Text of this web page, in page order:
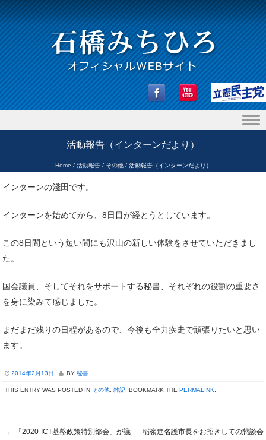
活動報告（インターンだより）
Home / 活動報告/ その他/ 活動報告（インターンだより）
インターンの淺田です。
インターンを始めてから、8日目が経とうとしています。
この8日間という短い間にも沢山の新しい体験をさせていただきまし
た。
国会議員、そしてそれをサポートする秘書、それぞれの役割の重要さ
を身に染みて感じました。
まだまだ残りの日程があるので、今後も全力疾走で頑張りたいと思い
ます。
2014年2月13日 BY 秘書
THIS ENTRY WAS POSTED IN その他 雑記 . BOOKMARK THE PERMALINK
←
「2020-ICT基盤政策特別部会」が議
稲嶺進名護市長をお招きしての懇談会